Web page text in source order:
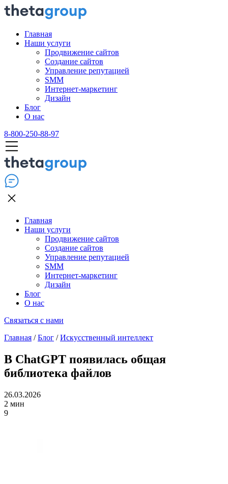
Главная
Наши услуги
Продвижение сайтов
Создание сайтов
Управление репутацией
SMM
Интернет-маркетинг
Дизайн
Блог
О нас
8-800-250-88-97
Главная
Наши услуги
Продвижение сайтов
Создание сайтов
Управление репутацией
SMM
Интернет-маркетинг
Дизайн
Блог
О нас
Связаться с нами
Главная /Блог /Искусственный интеллект
В ChatGPT появилась общая
библиотека файлов
26.03.2026
2 мин
9